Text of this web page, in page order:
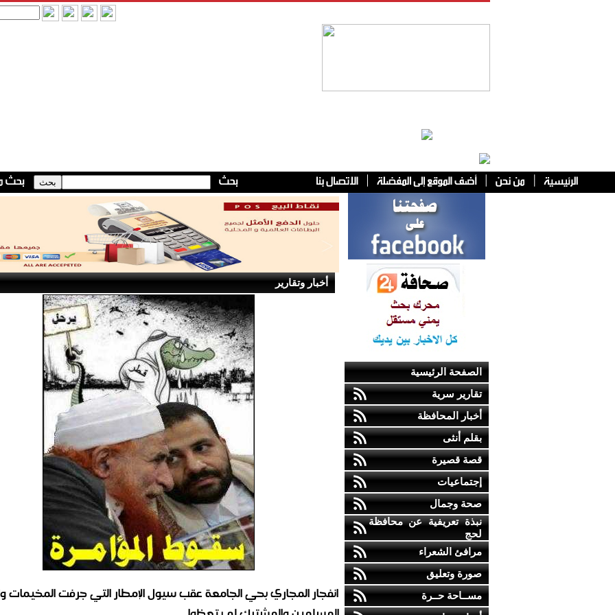
الصفحة الرئيسية
تقارير سرية
أخبار المحافظة
بقلم أنثى
قصة قصيرة
إجتماعيات
صحة وجمال
نبذة تعريفية عن محافظة
لحج
مرافئ الشعراء
صورة وتعليق
مســاحة حــرة
أخبار وتقارير
انفجار المجاري بحي الجامعة عقب سيول الإمطار التي جرفت المخيمات